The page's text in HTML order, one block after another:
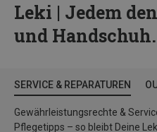
Leki | Jedem
und Handschuh.
SERVICE & REPARATUREN
Gewährleistungsrechte &
Pflegetipps – so bleibt Deine